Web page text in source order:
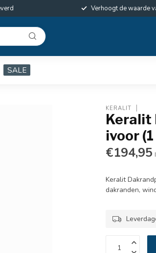
Verhoogt de waarde
SALE
KERALIT
Keralit
ivoor
€194,95
Keralit
dakranden,